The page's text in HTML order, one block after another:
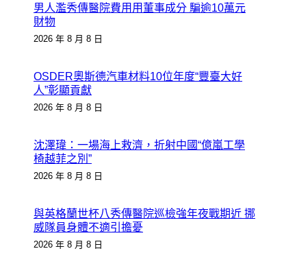
男人濫秀傳醫院費用用董事成分 騙逾10萬元
財物
2026 年 8 月 8 日
OSDER奧斯德汽車材料10位年度“豐臺大好
人”彰顯貢獻
2026 年 8 月 8 日
沈澤瑋：一場海上救濟，折射中國“億嵐工學
椅越菲之別”
2026 年 8 月 8 日
與英格蘭世杯八秀傳醫院巡檢強年夜戰期近 挪
威隊員身體不適引擔憂
2026 年 8 月 8 日